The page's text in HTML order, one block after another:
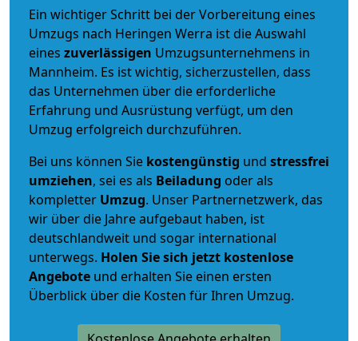
Ein wichtiger Schritt bei der Vorbereitung eines
Umzugs nach Heringen Werra ist die Auswahl
eines zuverlässigen Umzugsunternehmens in
Mannheim. Es ist wichtig, sicherzustellen, dass
das Unternehmen über die erforderliche
Erfahrung und Ausrüstung verfügt, um den
Umzug erfolgreich durchzuführen.
Bei uns können Sie kostengünstig und stressfrei
umziehen, sei es als Beiladung oder als
kompletter Umzug. Unser Partnernetzwerk, das
wir über die Jahre aufgebaut haben, ist
deutschlandweit und sogar international
unterwegs. Holen Sie sich jetzt kostenlose
Angebote und erhalten Sie einen ersten
Überblick über die Kosten für Ihren Umzug.